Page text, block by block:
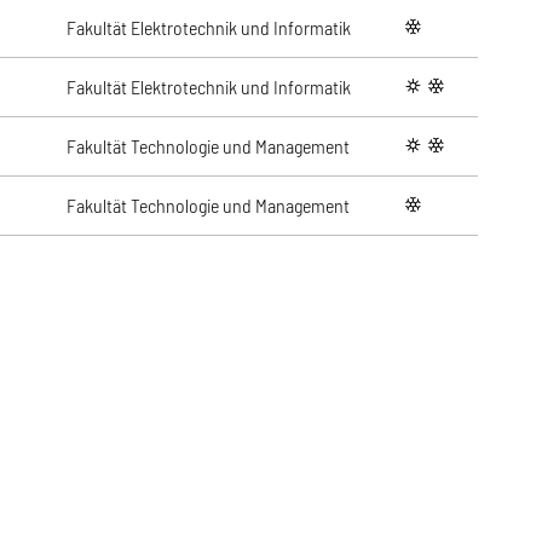
Fakultät Elektrotechnik und Informatik winter
Fakultät Elektrotechnik und Informatik summer winter
Fakultät Technologie und Management summer winter
Fakultät Technologie und Management winter